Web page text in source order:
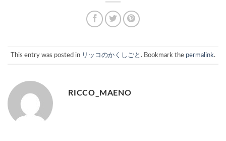
This entry was posted in リッコのかくしごと . Bookmark the permalink.
RICCO_MAENO